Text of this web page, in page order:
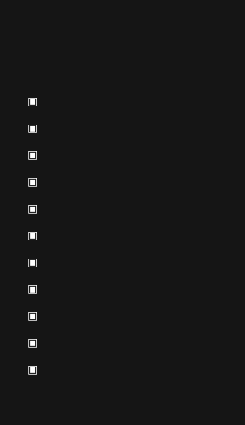
▣
▣
▣
▣
▣
▣
▣
▣
▣
▣
▣